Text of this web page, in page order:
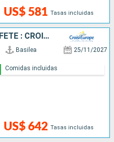
US$ 581 Tasas incluidas
L'ALSACE ET LA SUISSE EN FÊTE : CROISIÈRE ALLIANT UN SAVOIR-FAIRE EXCEPTIONNEL, DES SAVEURS UNIQUES ET UNE CULTURE LOCALE INCOMPARABLE
Basilea 25/11/2027
US$ 642 Tasas incluidas
Comidas incluidas